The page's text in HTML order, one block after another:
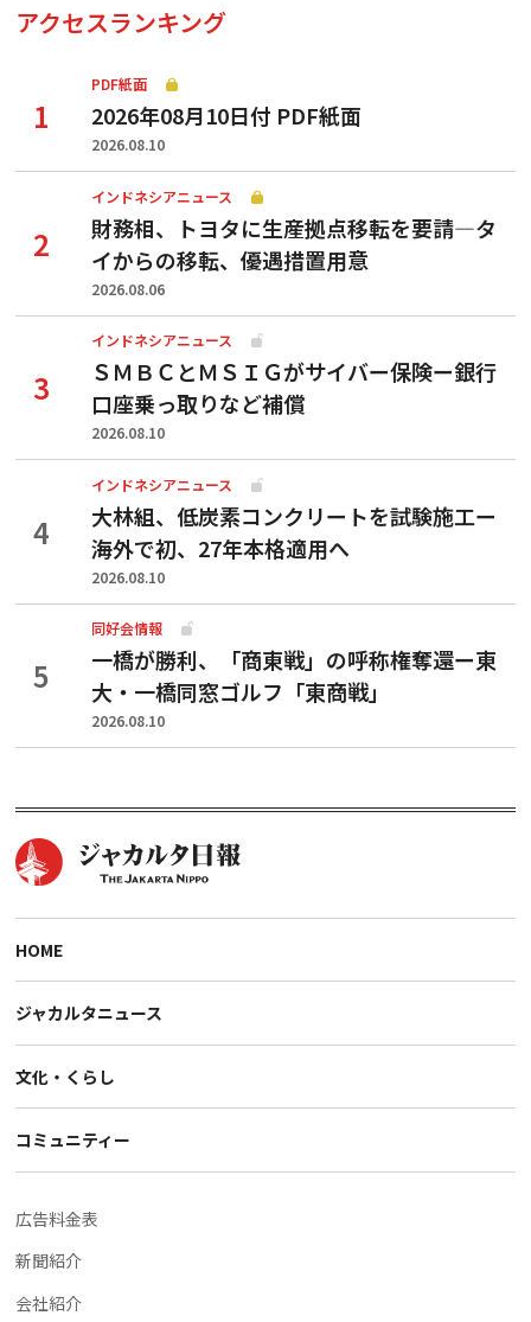
アクセスランキング
PDF紙面
2026年08月10日付 PDF紙面
2026.08.10
インドネシアニュース
財務相、トヨタに生産拠点移転を要請—タ
イからの移転、優遇措置用意
2026.08.06
インドネシアニュース
ＳＭＢＣとＭＳＩＧがサイバー保険ー銀行
口座乗っ取りなど補償
2026.08.10
インドネシアニュース
大林組、低炭素コンクリートを試験施工ー
海外で初、27年本格適用へ
2026.08.10
同好会情報
一橋が勝利、「商東戦」の呼称権奪還ー東
大・一橋同窓ゴルフ「東商戦」
2026.08.10
HOME
ジャカルタニュース
文化・くらし
コミュニティー
広告料金表
新聞紹介
会社紹介